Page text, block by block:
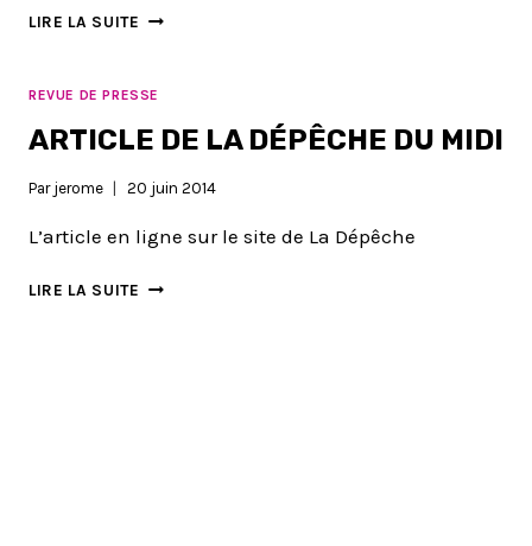
LIRE LA SUITE SORTIE
AUZAT
REVUE DE PRESSE
ARTICLE DE LA DÉPÊCHE DU MIDI
Par jerome 20 juin 2014
L’article en ligne sur le site de La Dépêche
LIRE LA SUITE ARTICLE